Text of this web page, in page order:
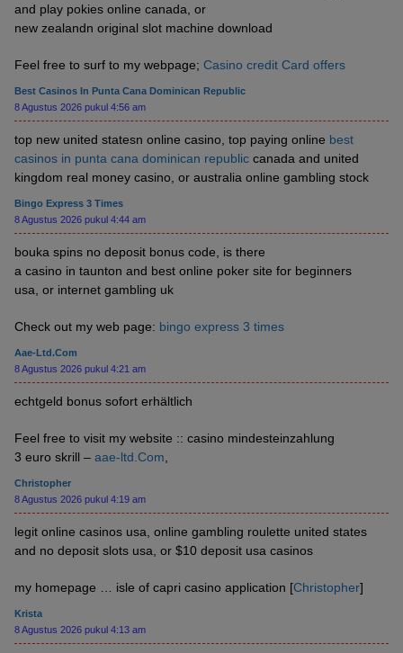
and play pokies online canada, or
new zealandn original slot machine download
Feel free to surf to my webpage; Casino credit Card offers
Best Casinos In Punta Cana Dominican Republic
8 Agustus 2026 pukul 4:56 am
top new united statesn online casino, top paying online best
casinos in punta cana dominican republic canada and united
kingdom real money casino, or australia online gambling stock
Bingo Express 3 Times
8 Agustus 2026 pukul 4:44 am
bouka spins no deposit bonus code, is there
a casino in taunton and best online poker site for beginners
usa, or internet gambling uk
Check out my web page: bingo express 3 times
Aae-Ltd.Com
8 Agustus 2026 pukul 4:21 am
echtgeld bonus sofort erhältlich
Feel free to visit my website :: casino mindesteinzahlung
3 euro skrill – aae-ltd.Com
Christopher
8 Agustus 2026 pukul 4:19 am
legit online casinos usa, online gambling roulette united states
and no deposit slots usa, or $10 deposit usa casinos
my homepage … isle of capri casino application [Christopher]
Krista
8 Agustus 2026 pukul 4:13 am